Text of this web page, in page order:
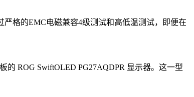
格的EMC电磁兼容4级测试和高低温测试，即便在
ROG SwiftOLED PG27AQDPR 显示器。这一型